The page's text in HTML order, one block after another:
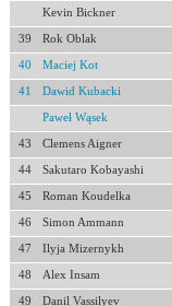
Kevin Bickner
39 Rok Oblak
40 Maciej Kot
41 Dawid Kubacki
Paweł Wąsek
43 Clemens Aigner
44 Sakutaro Kobayashi
45 Roman Koudelka
46 Simon Ammann
47 Ilyja Mizernykh
48 Alex Insam
49 Danil Vassilyev